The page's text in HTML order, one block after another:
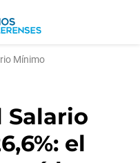
Mínimo
Salario
el